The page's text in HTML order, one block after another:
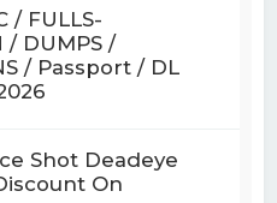
/ FULLS-
/ DUMPS /
/ Passport / DL
Shot Deadeye
On